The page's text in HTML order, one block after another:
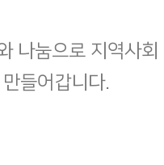
나눔으로 지역사회
들어갑니다.